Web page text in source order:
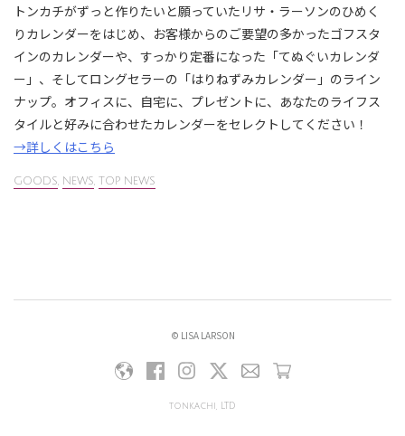
トンカチがずっと作りたいと願っていたリサ・ラーソンのひめく
りカレンダーをはじめ、お客様からのご要望の多かったゴフスタ
インのカレンダーや、すっかり定番になった「てぬぐいカレンダ
ー」、そしてロングセラーの「はりねずみカレンダー」のライン
ナップ。オフィスに、自宅に、プレゼントに、あなたのライフス
タイルと好みに合わせたカレンダーをセレクトしてください！
→詳しくはこちら
GOODS, NEWS, TOP NEWS
© LISA LARSON
tonkachi, LTD